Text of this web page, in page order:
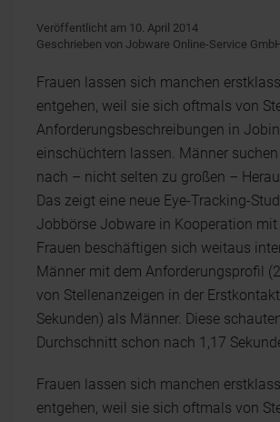
Veröffentlicht am 10. April 2014
Geschrieben von Jobware Online-Service
Frauen lassen sich manchen
entgehen, weil sie sich oftmals von
Anforderungsbeschreibungen in
einschüchtern lassen. Männer
nach – nicht selten zu großen –
Das zeigt eine neue Eye-Tracking-
Jobbörse Jobware in Kooperation mit
Frauen beschäftigen sich weitaus
Männer mit dem Anforderungsprofil
von Stellenanzeigen in der
Sekunden) als Männer. Diese
Durchschnitt schon nach 1,17
Frauen lassen sich manchen
entgehen, weil sie sich oftmals von